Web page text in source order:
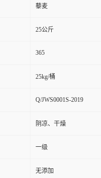
藜麦
25公斤
365
25kg/桶
Q/JWS0001S-2019
阴凉、干燥
一级
无添加